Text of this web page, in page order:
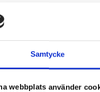
Samtycke
webbplats använder
för företag och privat
Sverige mest köpta
vilket är passande i vår
inom flyttstädningar